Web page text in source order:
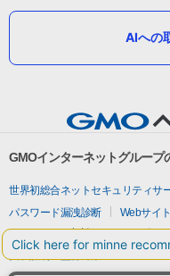
AIへの
GMOインターネットグループ
世界初総合ネットセキュリティサ
パスワード漏洩診断
Webサイ
セキュリティ相談AIチャットボッ
実在証明・盗聴対策